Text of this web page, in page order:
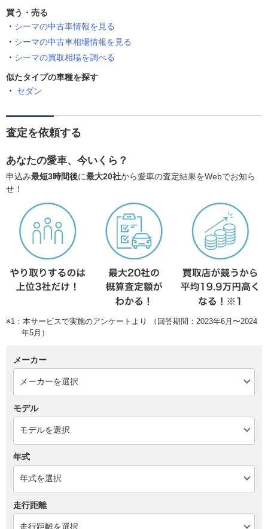
買う・売る
シーマの中古車情報を見る
シーマの中古車相場情報を見る
シーマの買取相場を調べる
似たタイプの車種を探す
セダン
査定を依頼する
あなたの愛車、今いくら？
申込み最短3時間後に最大20社から愛車の査定結果をWebでお知ら
せ！
※1：本サービスで実施のアンケートより （回答期間：2023年6月〜2024
年5月）
メーカー
モデル
年式
走行距離